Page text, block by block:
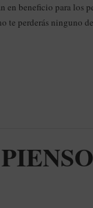
en beneficio para los
te perderás ninguno